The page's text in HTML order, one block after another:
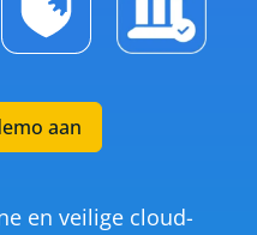
aan
en veilige cloud-